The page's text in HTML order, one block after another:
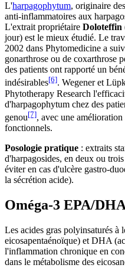
L'harpagophytum, originaire
anti-inflammatoires aux
L'extrait propriétaire Doloteffin
jour) est le mieux étudié. Le
2002 dans Phytomedicine a
gonarthrose ou de coxarthrose
des patients ont rapporté un
indésirables[6]. Wegener et
Phytotherapy Research
d'harpagophytum chez des
genou[7], avec une
fonctionnels.
Posologie pratique : extraits
d'harpagosides, en deux ou
éviter en cas d'ulcère gastro-
la sécrétion acide).
Oméga-3 EPA/DHA
Les acides gras polyinsaturés à
eicosapentaénoïque) et DHA
l'inflammation chronique en
dans le métabolisme des